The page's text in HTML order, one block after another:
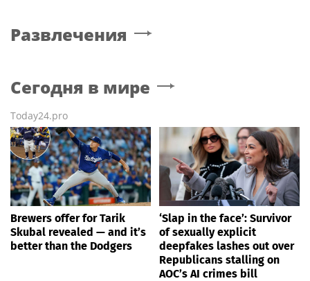
Развлечения
Сегодня в мире
Today24.pro
Brewers offer for Tarik
Skubal revealed — and it’s
better than the Dodgers
‘Slap in the face’: Survivor
of sexually explicit
deepfakes lashes out over
Republicans stalling on
AOC’s AI crimes bill